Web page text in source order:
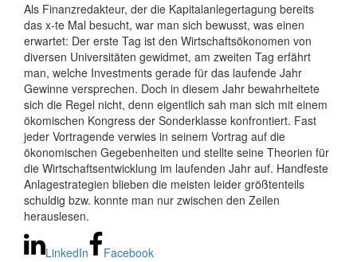
Als Finanzredakteur, der die Kapitalanlegertagung bereits
das x-te Mal besucht, war man sich bewusst, was einen
erwartet: Der erste Tag ist den Wirtschaftsökonomen von
diversen Universitäten gewidmet, am zweiten Tag erfährt
man, welche Investments gerade für das laufende Jahr
Gewinne versprechen. Doch in diesem Jahr bewahrheitete
sich die Regel nicht, denn eigentlich sah man sich mit einem
ökomischen Kongress der Sonderklasse konfrontiert. Fast
jeder Vortragende verwies in seinem Vortrag auf die
ökonomischen Gegebenheiten und stellte seine Theorien für
die Wirtschaftsentwicklung im laufenden Jahr auf. Handfeste
Anlagestrategien blieben die meisten leider größtenteils
schuldig bzw. konnte man nur zwischen den Zeilen
herauslesen.
LinkedIn Facebook